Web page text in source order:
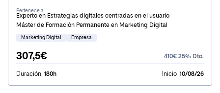
Pertenece a
Experto en Estrategias digitales centradas en el usuario
Máster de Formación Permanente en Marketing Digital
Marketing Digital Empresa
307,5€ 410€ 25% Dto.
Duración 180h Inicio 10/08/26